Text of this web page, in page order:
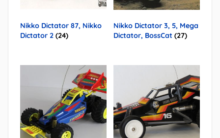
Nikko Dictator 87, Nikko
Dictator 2 (24)
Nikko Dictator 3, 5, Mega
Dictator, BossCat(27)